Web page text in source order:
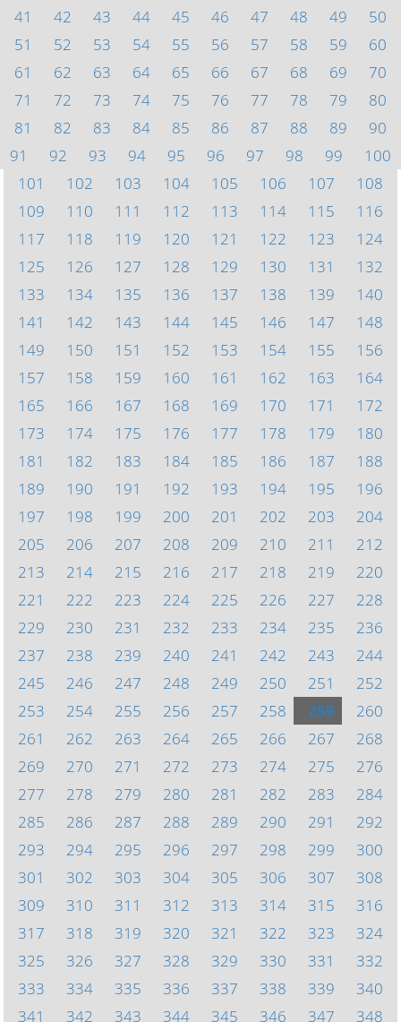
41
42 43 44 45 46 47 48 49
50
51
52 53 54 55 56 57 58 59
60
61
62 63 64 65 66 67 68 69
70
71
72 73 74 75 76 77 78 79
80
81
82 83 84 85 86 87 88 89
90
91
92 93 94 95 96 97 98 99
100
101
102 103 104 105 106 107
108
109
110 111 112 113 114 115
116
117
118 119 120 121 122 123
124
125
126 127 128 129 130 131
132
133
134 135 136 137 138 139
140
141
142 143 144 145 146 147
148
149
150 151 152 153 154 155
156
157
158 159 160 161 162 163
164
165
166 167 168 169 170 171
172
173
174 175 176 177 178 179
180
181
182 183 184 185 186 187
188
189
190 191 192 193 194 195
196
197
198 199 200 201 202 203
204
205
206 207 208 209 210 211
212
213
214 215 216 217 218 219
220
221
222 223 224 225 226 227
228
229
230 231 232 233 234 235
236
237
238 239 240 241 242 243
244
245
246 247 248 249 250 251
252
253
254 255 256 257 258 259
260
261
262 263 264 265 266 267
268
269
270 271 272 273 274 275
276
277
278 279 280 281 282 283
284
285
286 287 288 289 290 291
292
293
294 295 296 297 298 299
300
301
302 303 304 305 306 307
308
309
310 311 312 313 314 315
316
317
318 319 320 321 322 323
324
325
326 327 328 329 330 331
332
333
334 335 336 337 338 339
340
341
342 343 344 345 346 347 348